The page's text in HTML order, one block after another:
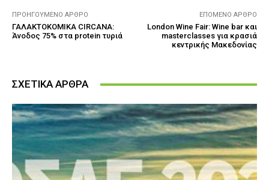
ΠΡΟΗΓΟΎΜΕΝΟ ΆΡΘΡΟ
ΓΑΛΑΚΤΟΚΟΜΙΚΑ CIRCANA:
Άνοδος 75% στα protein τυριά
ΕΠΌΜΕΝΟ ΆΡΘΡΟ
London Wine Fair: Wine bar και
masterclasses για κρασιά
κεντρικής Μακεδονίας
ΣΧΕΤΙΚΑ ΑΡΘΡΑ